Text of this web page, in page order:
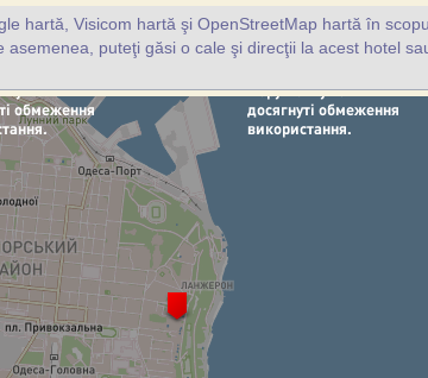
hartă, Visicom hartă şi OpenStreetMap hartă în
puteţi găsi o cale şi direcţii la acest hotel